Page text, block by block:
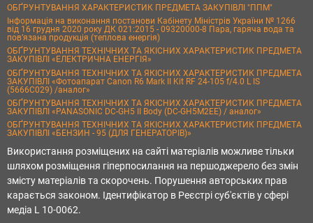
ОБҐРУНТУВАННЯ ХАРАКТЕРИСТИК ПРЕДМЕТА ЗАКУПІВЛІ "ППМ"
Інформація на виконання постанови Кабінету Міністрів України № 1266
від 16 грудня 2020 року ДК 021:2015 - 09320000-8 Пара, гаряча вода та
пов’язана продукція (теплова енергія)
ОБҐРУНТУВАННЯ ТЕХНІЧНИХ ТА ЯКІСНИХ ХАРАКТЕРИСТИК ПРЕДМЕТА
ЗАКУПІВЛІ «ЕЛЕКТРИЧНА ЕНЕРГІЯ»
ОБҐРУНТУВАННЯ ТЕХНІЧНИХ ТА ЯКІСНИХ ХАРАКТЕРИСТИК ПРЕДМЕТА
ЗАКУПІВЛІ «Фотоапарат Canon R6 Mark II Kit RF 24-105 f/4.0 L IS
(5666C029) /аналог»
ОБҐРУНТУВАННЯ ТЕХНІЧНИХ ТА ЯКІСНИХ ХАРАКТЕРИСТИК ПРЕДМЕТА
ЗАКУПІВЛІ «PANASONIC DC-GH5 II Body (DC-GH5M2EE) / аналог»
ОБҐРУНТУВАННЯ ТЕХНІЧНИХ ТА ЯКІСНИХ ХАРАКТЕРИСТИК ПРЕДМЕТА
ЗАКУПІВЛІ «БЕНЗИН - 95 (ДЛЯ ГЕНЕРАТОРІВ)»
Використання розміщених на сайті матеріалів можливе тільки
шляхом розміщення гіперпосилання на першоджерело без змін
змісту матеріалів та скорочень. Порушення авторських прав
карається законом. Ідентифікатор в Реєстрі суб'єктів у сфері
медіа L 10-0062.